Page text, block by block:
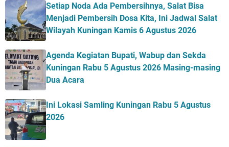
Setiap Noda Ada Pembersihnya, Salat Bisa
Menjadi Pembersih Dosa Kita, Ini Jadwal Salat
Wilayah Kuningan Kamis 6 Agustus 2026
Agenda Kegiatan Bupati, Wabup dan Sekda
Kuningan Rabu 5 Agustus 2026 Masing-masing
Dua Acara
Ini Lokasi Samling Kuningan Rabu 5 Agustus
2026